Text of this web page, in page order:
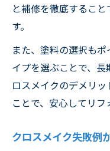
と補修を徹底するこ
す。
また、塗料の選択も
イプを選ぶことで、長
ロスメイクのデメリ
ことで、安心してリフ
クロスメイク失敗例